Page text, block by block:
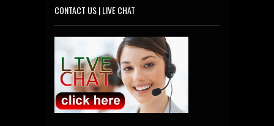
CONTACT US | LIVE CHAT